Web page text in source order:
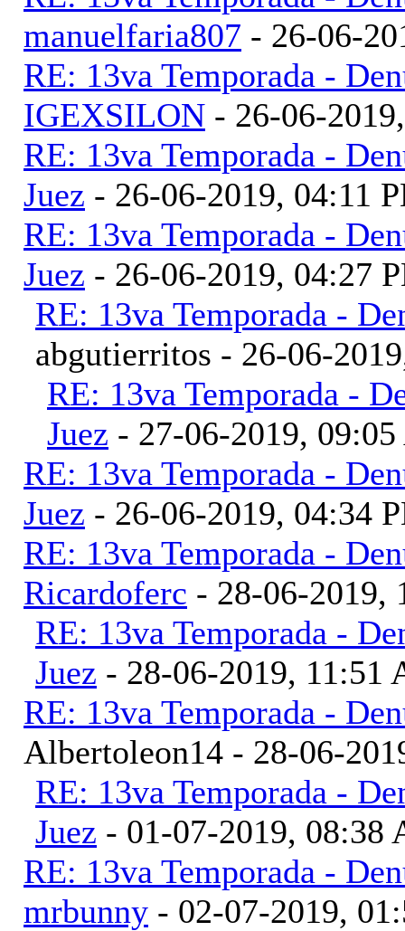
manuelfaria807 - 26-06-
RE: 13va Temporada -
IGEXSILON - 26-06-
RE: 13va Temporada -
Juez - 26-06-2019, 04:11
RE: 13va Temporada -
Juez - 26-06-2019, 04:27
RE: 13va Temporada -
abgutierritos - 26-06-
RE: 13va Temporada -
Juez - 27-06-2019,
RE: 13va Temporada -
Juez - 26-06-2019, 04:34
RE: 13va Temporada -
Ricardoferc - 28-06-2019,
RE: 13va Temporada -
Juez - 28-06-2019, 11:51
RE: 13va Temporada -
Albertoleon14 - 28-06-
RE: 13va Temporada -
Juez - 01-07-2019, 08:38
RE: 13va Temporada -
mrbunny - 02-07-2019,